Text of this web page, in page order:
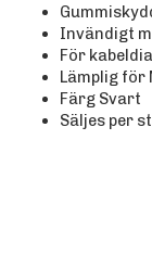
Invändigt
För
Lämplig för
Färg Svart
Säljes per